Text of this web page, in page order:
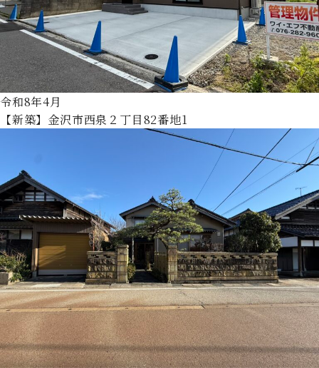
令和8年4月
【新築】金沢市西泉２丁目82番地1